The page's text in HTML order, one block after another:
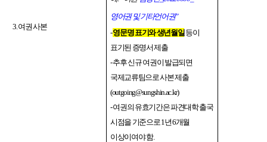
3.여권 사본
영어권 및 기타언어권”
-영문명 표기와 생년월일등이
표기된 증명서 제출
-추후 신규 여권이 발급되면
국제교류팀으로 사본 제출
(outgoing@sungshin.ac.kr)
-여권의 유효기간은 파견대학 출국
시점을 기준으로1년6개월
이상이여야 함.